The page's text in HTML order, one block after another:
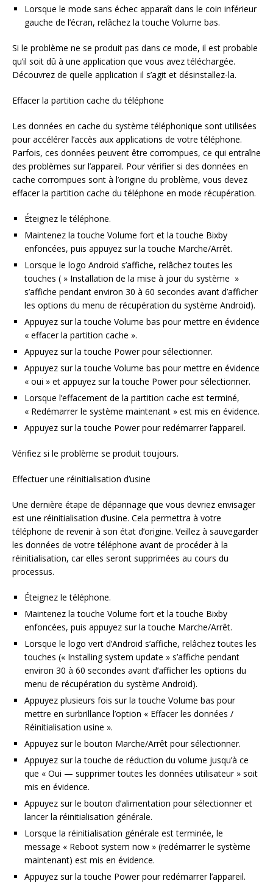
Lorsque le mode sans échec apparaît dans le coin inférieur
gauche de l’écran, relâchez la touche Volume bas.
Si le problème ne se produit pas dans ce mode, il est probable
qu’il soit dû à une application que vous avez téléchargée.
Découvrez de quelle application il s’agit et désinstallez-la.
Effacer la partition cache du téléphone
Les données en cache du système téléphonique sont utilisées
pour accélérer l’accès aux applications de votre téléphone.
Parfois, ces données peuvent être corrompues, ce qui entraîne
des problèmes sur l’appareil. Pour vérifier si des données en
cache corrompues sont à l’origine du problème, vous devez
effacer la partition cache du téléphone en mode récupération.
Éteignez le téléphone.
Maintenez la touche Volume fort et la touche Bixby
enfoncées, puis appuyez sur la touche Marche/Arrêt.
Lorsque le logo Android s’affiche, relâchez toutes les
touches ( » Installation de la mise à jour du système »
s’affiche pendant environ 30 à 60 secondes avant d’afficher
les options du menu de récupération du système Android).
Appuyez sur la touche Volume bas pour mettre en évidence
« effacer la partition cache ».
Appuyez sur la touche Power pour sélectionner.
Appuyez sur la touche Volume bas pour mettre en évidence
« oui » et appuyez sur la touche Power pour sélectionner.
Lorsque l’effacement de la partition cache est terminé,
« Redémarrer le système maintenant » est mis en évidence.
Appuyez sur la touche Power pour redémarrer l’appareil.
Vérifiez si le problème se produit toujours.
Effectuer une réinitialisation d’usine
Une dernière étape de dépannage que vous devriez envisager
est une réinitialisation d’usine. Cela permettra à votre
téléphone de revenir à son état d’origine. Veillez à sauvegarder
les données de votre téléphone avant de procéder à la
réinitialisation, car elles seront supprimées au cours du
processus.
Éteignez le téléphone.
Maintenez la touche Volume fort et la touche Bixby
enfoncées, puis appuyez sur la touche Marche/Arrêt.
Lorsque le logo vert d’Android s’affiche, relâchez toutes les
touches (« Installing system update » s’affiche pendant
environ 30 à 60 secondes avant d’afficher les options du
menu de récupération du système Android).
Appuyez plusieurs fois sur la touche Volume bas pour
mettre en surbrillance l’option « Effacer les données /
Réinitialisation usine ».
Appuyez sur le bouton Marche/Arrêt pour sélectionner.
Appuyez sur la touche de réduction du volume jusqu’à ce
que « Oui — supprimer toutes les données utilisateur » soit
mis en évidence.
Appuyez sur le bouton d’alimentation pour sélectionner et
lancer la réinitialisation générale.
Lorsque la réinitialisation générale est terminée, le
message « Reboot system now » (redémarrer le système
maintenant) est mis en évidence.
Appuyez sur la touche Power pour redémarrer l’appareil.